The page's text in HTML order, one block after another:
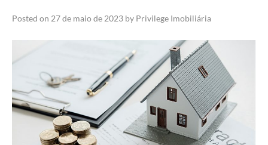
Posted on 27 de maio de 2023 by Privilege Imobiliária